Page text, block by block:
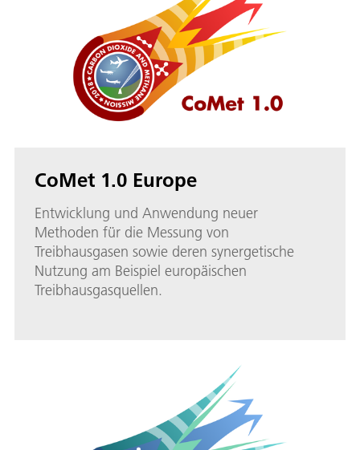
CoMet 1.0 Europe
Entwicklung und Anwendung neuer
Methoden für die Messung von
Treibhausgasen sowie deren synergetische
Nutzung am Beispiel europäischen
Treibhausgasquellen.